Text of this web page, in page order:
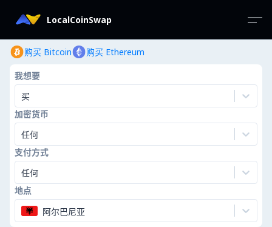
LocalCoinSwap
购买 Bitcoin 购买 Ethereum
我想要
买
加密货币
任何
支付方式
任何
地点
阿尔巴尼亚